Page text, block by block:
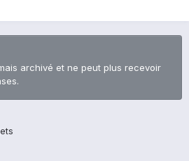
archivé et ne peut plus recevoir